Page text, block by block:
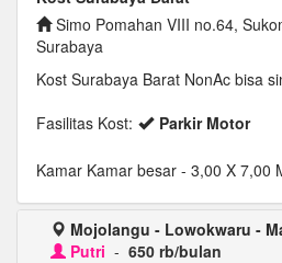
Simo Pomahan VIII no.64,
Surabaya
Kost Surabaya Barat NonAc bisa
Fasilitas Kost:
Parkir Motor
Kamar Kamar besar - 3,00 X 7,00
Mojolangu - Lowokwaru -
Putri - 650 rb/bulan